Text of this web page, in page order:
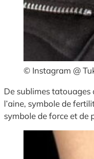
© Instagram @
De sublimes tatouages
l’aine, symbole de
symbole de force et de